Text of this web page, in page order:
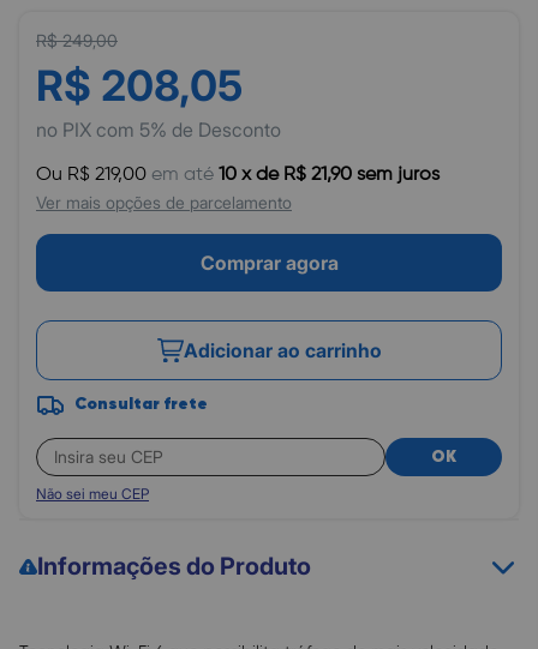
R$ 249,00
R$ 208,05
no PIX com 5% de Desconto
Ou R$ 219,00 em até 10 x de R$ 21,90 sem juros
Ver mais opções de parcelamento
Comprar agora
Adicionar ao carrinho
Consultar frete
OK
Não sei meu CEP
Informações do Produto